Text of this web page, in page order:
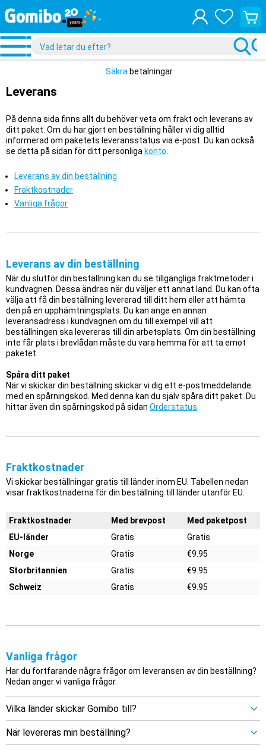
Visa
din
Säkra betalningar
Leverans
På denna sida finns allt du behöver veta om frakt och leverans av
ditt paket. Om du har gjort en beställning håller vi dig alltid
informerad om paketets leveransstatus via e-post. Du kan också
se detta på sidan för ditt personliga konto
Leverans av din beställning
Fraktkostnader
Vanliga frågor
Leverans av din beställning
När du slutför din beställning kan du se tillgängliga fraktmetoder i
kundvagnen. Dessa ändras när du väljer ett annat land. Du kan ofta
välja att få din beställning levererad till ditt hem eller att hämta
den på en upphämtningsplats. Du kan ange en annan
leveransadress i kundvagnen om du till exempel vill att
beställningen ska levereras till din arbetsplats. Om din beställning
inte får plats i brevlådan måste du vara hemma för att ta emot
paketet.
Spåra ditt paket
När vi skickar din beställning skickar vi dig ett e-postmeddelande
med en spårningskod. Med denna kan du själv spåra ditt paket. Du
hittar även din spårningskod på sidan Orderstatus
Fraktkostnader
Vi skickar beställningar gratis till länder inom EU. Tabellen nedan
visar fraktkostnaderna för din beställning till länder utanför EU.
Fraktkostnader Med brevpost
Med paketpost
EU-länder
Gratis
Gratis
Norge
Gratis
€9.95
Storbritannien
Gratis
€9.95
Schweiz
Gratis €9.95
Vanliga frågor
Har du fortfarande några frågor om leveransen av din beställning?
Nedan anger vi vanliga frågor.
Vilka länder skickar Gomibo till?
När levereras min beställning?